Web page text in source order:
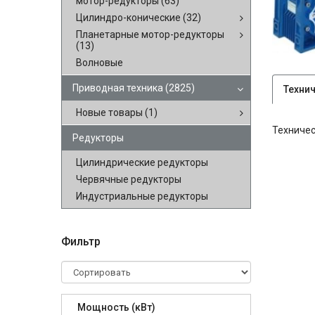
Цилиндро-конические (32)
Планетарные мотор-редукторы
(13)
Волновые
Приводная техника (2825)
Новые товары (1)
Редукторы
Цилиндрические редукторы
Червячные редукторы
Индустриальные редукторы
Фильтр
Мощность (кВт)